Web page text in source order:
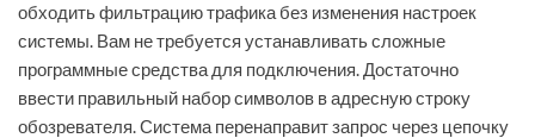
обходить фильтрацию трафика без изменения настроек
системы. Вам не требуется устанавливать сложные
программные средства для подключения. Достаточно
ввести правильный набор символов в адресную строку
обозревателя. Система перенаправит запрос через цепочку